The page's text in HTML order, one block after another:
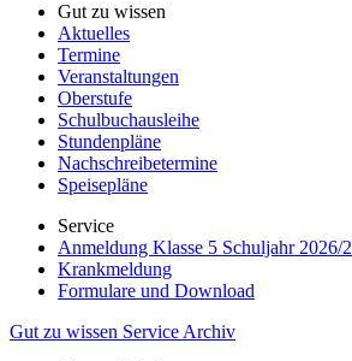
Gut zu wissen
Aktuelles
Termine
Veranstaltungen
Oberstufe
Schulbuchausleihe
Stundenpläne
Nachschreibetermine
Speisepläne
Service
Anmeldung Klasse 5 Schuljahr 2026/
Krankmeldung
Formulare und Download
Gut zu wissen Service Archiv